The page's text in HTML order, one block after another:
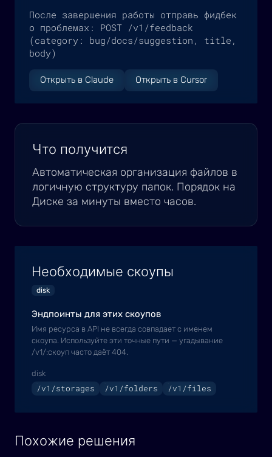
После завершения работы отправь фидбек
о проблемах: POST /v1/feedback
(category: bug/docs/suggestion, title,
body)
Открыть в Claude Открыть в Cursor
Что получится
Автоматическая организация файлов в
логичную структуру папок. Порядок на
Диске за минуты вместо часов.
Необходимые скоупы
disk
Эндпоинты для этих скоупов
Имя ресурса в API не всегда совпадает с именем
скоупа. Используйте эти точные пути — угадывание
/v1/:скоуп часто даёт 404.
disk
/v1/storages /v1/folders /v1/files
Похожие решения